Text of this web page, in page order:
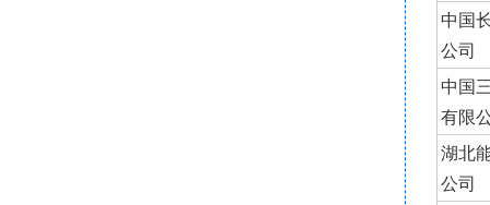
中国
公司
中国
有限
湖北
公司